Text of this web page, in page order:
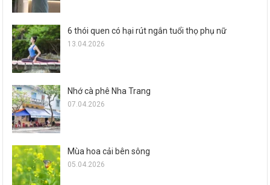
6 thói quen có hại rút ngắn tuổi thọ phụ nữ
13.04.2026
Nhớ cà phê Nha Trang
07.04.2026
Mùa hoa cải bên sông
05.04.2026